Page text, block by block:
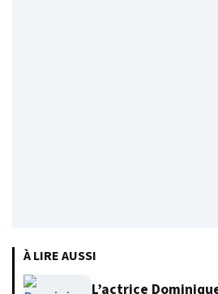
À LIRE AUSSI
L’actrice